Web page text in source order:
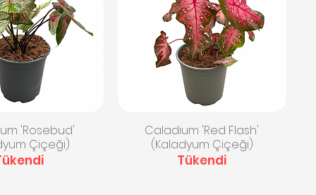
Bakış
'Rosebud'
Çiçeği)
Hızlı Bakış
Caladium 'Red Flash'
(Kaladyum Çiçeği)
Tükendi